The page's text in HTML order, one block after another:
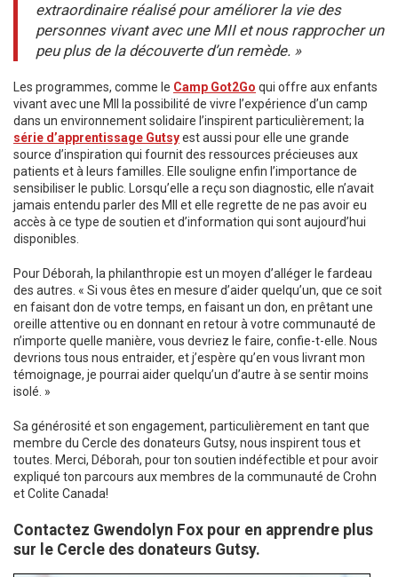
extraordinaire réalisé pour améliorer la vie des
personnes vivant avec une MII et nous rapprocher un
peu plus de la découverte d’un remède. »
Les programmes, comme le Camp Got2Go qui offre aux enfants
vivant avec une MII la possibilité de vivre l’expérience d’un camp
dans un environnement solidaire l’inspirent particulièrement; la
série d’apprentissage Gutsyest aussi pour elle une grande
source d’inspiration qui fournit des ressources précieuses aux
patients et à leurs familles. Elle souligne enfin l’importance de
sensibiliser le public. Lorsqu’elle a reçu son diagnostic, elle n’avait
jamais entendu parler des MII et elle regrette de ne pas avoir eu
accès à ce type de soutien et d’information qui sont aujourd’hui
disponibles.
Pour Déborah, la philanthropie est un moyen d’alléger le fardeau
des autres. « Si vous êtes en mesure d’aider quelqu’un, que ce soit
en faisant don de votre temps, en faisant un don, en prêtant une
oreille attentive ou en donnant en retour à votre communauté de
n’importe quelle manière, vous devriez le faire, confie-t-elle. Nous
devrions tous nous entraider, et j’espère qu’en vous livrant mon
témoignage, je pourrai aider quelqu’un d’autre à se sentir moins
isolé. »
Sa générosité et son engagement, particulièrement en tant que
membre du Cercle des donateurs Gutsy, nous inspirent tous et
toutes. Merci, Déborah, pour ton soutien indéfectible et pour avoir
expliqué ton parcours aux membres de la communauté de Crohn
et Colite Canada!
Contactez Gwendolyn Fox pour en apprendre plus
sur le Cercle des donateurs Gutsy.